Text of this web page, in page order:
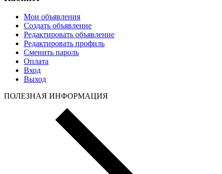
Мои объявления
Создать объявление
Редактировать объявление
Редактировать профиль
Сменить пароль
Оплата
Вход
Выход
ПОЛЕЗНАЯ ИНФОРМАЦИЯ